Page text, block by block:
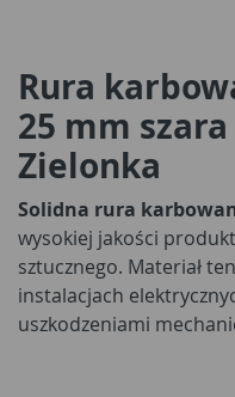
Rura
25 mm szara
Zielonka
Solidna rura
wysokiej jakości
sztucznego. Materiał
instalacjach
uszkodzeniami
niekorzystnymi